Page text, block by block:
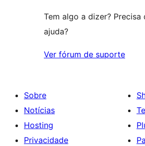
Tem algo a dizer? Precisa
ajuda?
Ver fórum de suporte
Sobre
Notícias
Hosting
Privacidade